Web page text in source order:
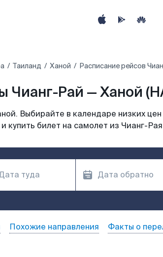
Таиланд Ханой Расписание рейсов
Чианг-Рай — Ханой
Выбирайте в календаре низких
купить билет на самолет из Чианг-
Похожие направления Факты о